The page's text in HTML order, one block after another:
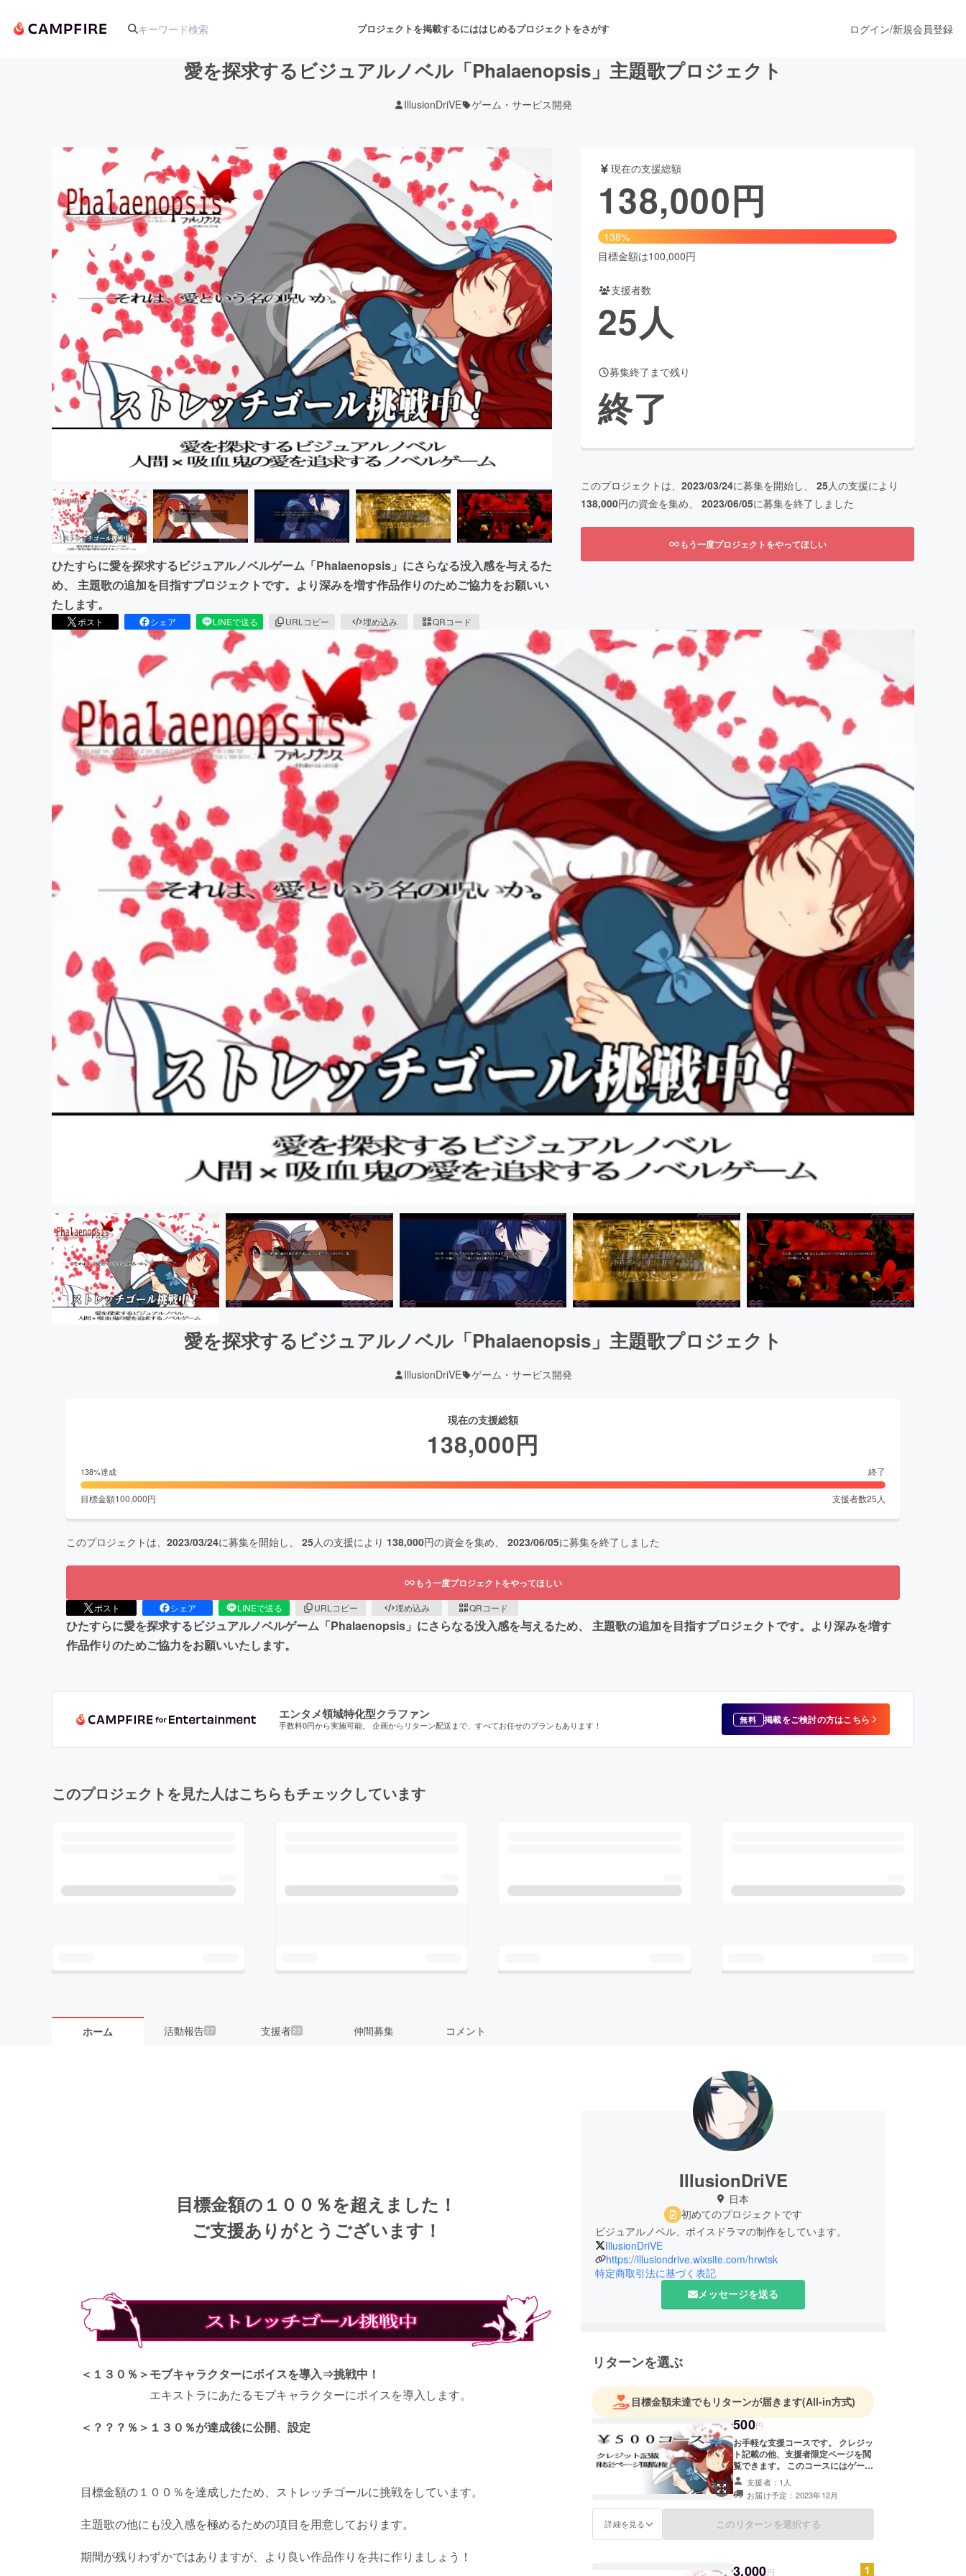
プロジェクトを掲載するにははじめるプロジェクトをさがす
アート・写真 音楽 舞台・パフォーマンス
テクノロジー・ガジェット ゲーム・サービス開発 ファッション
映像・映画 書籍・雑誌出版 アニメ・漫画
ビジネス・起業 チャレンジ ビューティー・ヘルスケア
まちづくり・地域活性化
CAMPFIRE for Social Good CAMPFIRE Creation
CAMPFIREふるさと納税machi-ya コミュニティ
ログイン/新規会員登録
愛を探求するビジュアルノベル「Phalaenopsis」主題歌プロジェクト
IllusionDriVE ゲーム・サービス開発
ひたすらに愛を探求するビジュアルノベルゲーム「Phalaenopsis」にさらなる没入感を与えるた
め、 主題歌の追加を目指すプロジェクトです。より深みを増す作品作りのためご協力をお願いい
たします。
ポスト シェア LINEで送る URLコピー 埋め込み QRコード
現在の支援総額
138,000円
138%
目標金額は100,000円
支援者数
25人
募集終了まで残り
終了
このプロジェクトは、 2023/03/24に募集を開始し、 25人の支援により
138,000円の資金を集め、 2023/06/05に募集を終了しました
もう一度プロジェクトをやってほしい
愛を探求するビジュアルノベル「Phalaenopsis」主題歌プロジェクト
IllusionDriVE ゲーム・サービス開発
現在の支援総額
138,000円
138%達成 終了
目標金額100,000円 支援者数25 人
このプロジェクトは、 2023/03/24に募集を開始し、 25人の支援により 138,000円の資金を集め、 2023/06/05に募集を終了しました
もう一度プロジェクトをやってほしい
ポスト シェア LINEで送る URLコピー 埋め込み QRコード
ひたすらに愛を探求するビジュアルノベルゲーム「Phalaenopsis」にさらなる没入感を与えるため、 主題歌の追加を目指すプロジェクトです。より深みを増す
作品作りのためご協力をお願いいたします。
エンタメ領域特化型クラファン
手数料0円から実施可能。 企画からリターン配送まで、すべてお任せのプランもあります！ 無料 掲載をご検討の方はこちら
このプロジェクトを見た人はこちらもチェックしています
ホーム 活動報告27 支援者25 仲間募集 コメント
目標金額の１００％を超えました！
ご支援ありがとうございます！
＜１３０％＞モブキャラクターにボイスを導入⇒挑戦中！
エキストラにあたるモブキャラクターにボイスを導入します。
＜？？？％＞１３０％が達成後に公開、設定
目標金額の１００％を達成したため、ストレッチゴールに挑戦をしています。
主題歌の他にも没入感を極めるための項目を用意しております。
期間が残りわずかではありますが、より良い作品作りを共に作りましょう！
IllusionDriVE
日本
初めてのプロジェクトです
ビジュアルノベル、ボイスドラマの制作をしています。
IllusionDriVE
https://illusiondrive.wixsite.com/hrwtsk
特定商取引法に基づく表記
メッセージを送る
リターンを選ぶ
目標金額未達でもリターンが届きます(All-in方式)
500円
お手軽な支援コースです。 クレジッ
ト記載の他、支援者限定ページを閲
覧できます。 このコースにはゲーム
本編は付属しません。ご注意くださ
い！ 備考欄にエンドクレジットに載
せたいお名前をご記載ください。 ※
希望のお名前がない場合、
CAMPFIREのアカウント名を記載さ
支援者：1人
お届け予定：2023年12月
詳細を見る このリターンを選択する
3,000円